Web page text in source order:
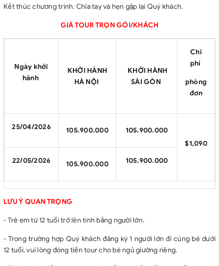
Kết thúc chương trình. Chia tay và hẹn gặp lại Quý khách.
GIÁ TOUR TRỌN GÓI/KHÁCH
Ngày khởi
hành
KHỞI HÀNH
HÀ NỘI
KHỞI HÀNH
SÀI GÒN
Chi
phí
phòng
đơn
25/04/2026 105.900.000
105.900.000
$1,090
22/05/2026 105.900.000 105.900.000
LƯU Ý QUAN TRỌNG
- Trẻ em từ 12 tuổi trở lên tính bằng người lớn.
- Trong trường hợp Quý khách đăng ký 1 người lớn đi cùng bé dưới
12 tuổi, vui lòng đóng tiền tour cho bé ngủ giường riêng.